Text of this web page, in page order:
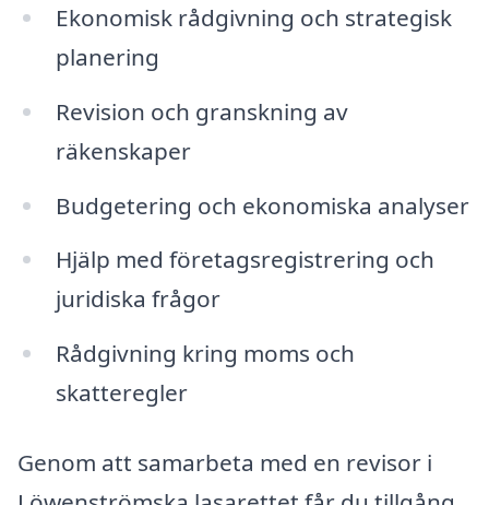
Ekonomisk rådgivning och strategisk
planering
Revision och granskning av
räkenskaper
Budgetering och ekonomiska analyser
Hjälp med företagsregistrering och
juridiska frågor
Rådgivning kring moms och
skatteregler
Genom att samarbeta med en revisor i